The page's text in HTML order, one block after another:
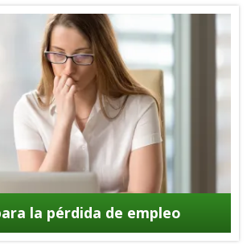
la pérdida de empleo